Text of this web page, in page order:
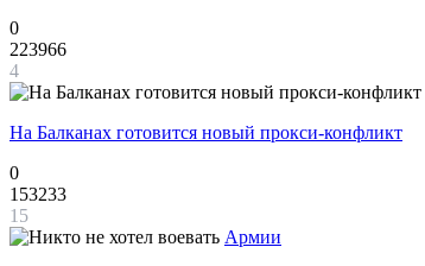
0
223966
4
На Балканах готовится новый прокси-конфликт
0
153233
15
Армии